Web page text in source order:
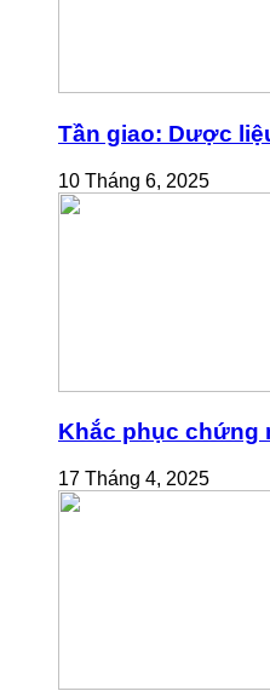
Tần giao: Dược
10 Tháng 6, 2025
Khắc phục chứng
17 Tháng 4, 2025